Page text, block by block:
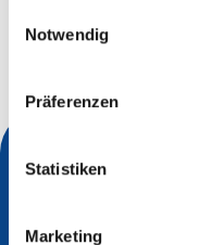
Notwendig
Präferenzen
Statistiken
Marketing